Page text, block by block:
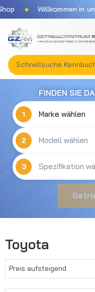
Zum Hauptinhalt
Willkommen in
FINDEN SIE
1
2
3
Toyota